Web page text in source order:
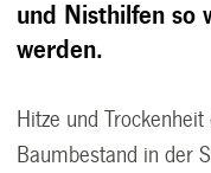
und Nisthilfen so
werden.
Hitze und
Baumbestand in der